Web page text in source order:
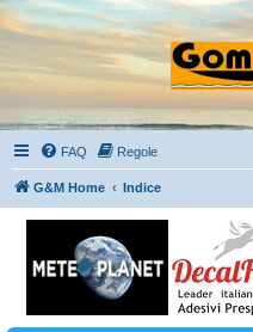
FAQ Regole
G&M Home Indice